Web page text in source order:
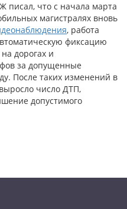
писал, что с начала марта
магистралях вновь
, работа
фиксацию
дорогах и
за допущенные
После таких изменений в
число ДТП,
допустимого